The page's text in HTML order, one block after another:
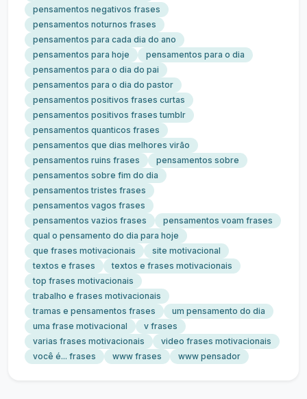
pensamentos negativos frases
pensamentos noturnos frases
pensamentos para cada dia do ano
pensamentos para hoje
pensamentos para o dia
pensamentos para o dia do pai
pensamentos para o dia do pastor
pensamentos positivos frases curtas
pensamentos positivos frases tumblr
pensamentos quanticos frases
pensamentos que dias melhores virão
pensamentos ruins frases
pensamentos sobre
pensamentos sobre fim do dia
pensamentos tristes frases
pensamentos vagos frases
pensamentos vazios frases
pensamentos voam frases
qual o pensamento do dia para hoje
que frases motivacionais
site motivacional
textos e frases
textos e frases motivacionais
top frases motivacionais
trabalho e frases motivacionais
tramas e pensamentos frases
um pensamento do dia
uma frase motivacional
v frases
varias frases motivacionais
video frases motivacionais
você é... frases
www frases www pensador